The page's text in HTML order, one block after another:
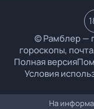
© Рамблер —
гороскопы,
Полная версия
Условия
На